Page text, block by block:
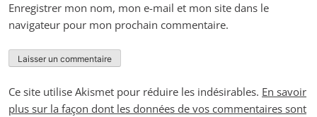
Enregistrer mon nom, mon e-mail et mon site dans le
navigateur pour mon prochain commentaire.
Ce site utilise Akismet pour réduire les indésirables. En savoir
plus sur la façon dont les données de vos commentaires sont